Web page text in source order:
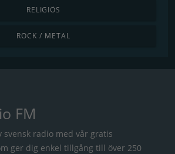
RELIGIÖS
ROCK / METAL
FM
svensk radio med vår gratis
ger dig enkel tillgång till över 250